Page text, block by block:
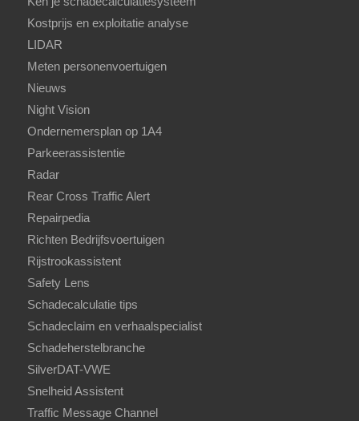
Kostprijs en exploitatie analyse
LIDAR
Meten personenvoertuigen
Nieuws
Night Vision
Ondernemersplan op 1A4
Parkeerassistentie
Radar
Rear Cross Traffic Alert
Repairpedia
Richten Bedrijfsvoertuigen
Rijstrookassistent
Safety Lens
Schadecalculatie tips
Schadeclaim en verhaalspecialist
Schadeherstelbranche
SilverDAT-VWE
Snelheid Assistent
Traffic Message Channel